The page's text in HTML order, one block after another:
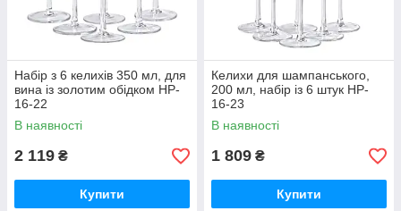
Набір з 6 келихів 350 мл, для
вина із золотим обідком HP-
16-22
В наявності
2 119 ₴
Купити
Келихи для шампанського,
200 мл, набір із 6 штук HP-
16-23
В наявності
1 809 ₴
Купити